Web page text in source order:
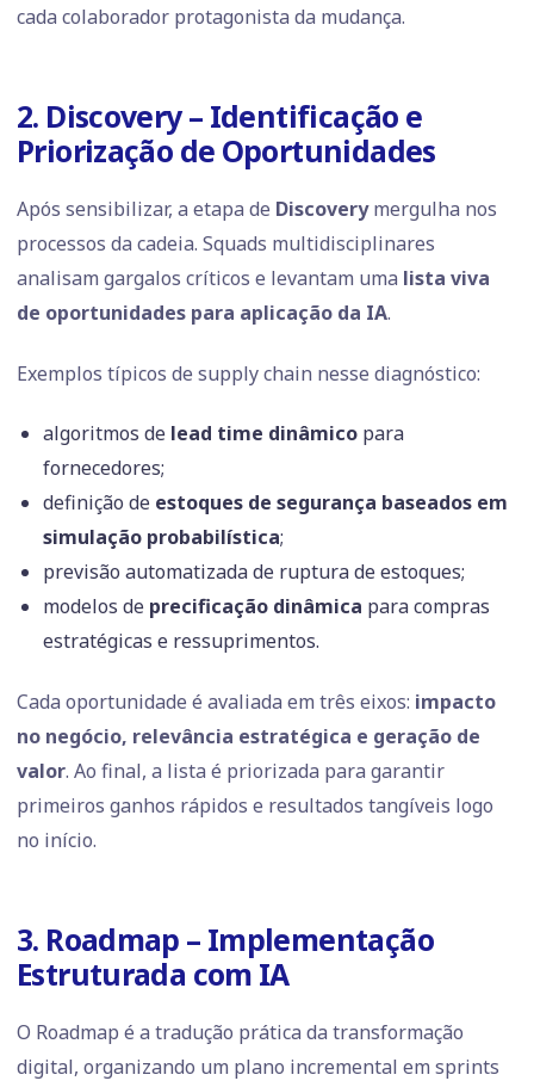
cada colaborador protagonista da mudança.
2. Discovery – Identificação e
Priorização de Oportunidades
Após sensibilizar, a etapa de Discoverymergulha nos
processos da cadeia. Squads multidisciplinares
analisam gargalos críticos e levantam uma lista viva
de oportunidades para aplicação da IA.
Exemplos típicos de supply chain nesse diagnóstico:
algoritmos de lead time dinâmicopara
fornecedores;
definição de estoques de segurança baseados em
simulação probabilística;
previsão automatizada de ruptura de estoques;
modelos de precificação dinâmica para compras
estratégicas e ressuprimentos.
Cada oportunidade é avaliada em três eixos: impacto
no negócio, relevância estratégica e geração de
valor. Ao final, a lista é priorizada para garantir
primeiros ganhos rápidos e resultados tangíveis logo
no início.
3. Roadmap – Implementação
Estruturada com IA
O Roadmap é a tradução prática da transformação
digital, organizando um plano incremental em sprints